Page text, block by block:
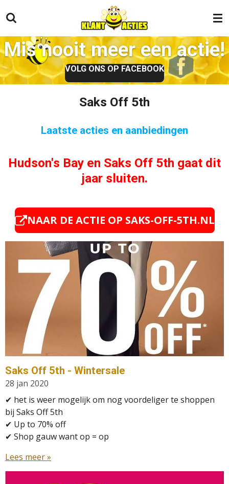
direct
naar
de
hoofdinhoud
Mis nooit meer een actie!
VOLG ONS OP FACEBOOK
Saks Off 5th
Laatste acties en aanbiedingen
Hudson's Bay en Saks Off 5th gaat dit
jaar sluiten.
NAAR DE ACTIE OP SAKS-OFF-5TH.NL
Saks Off 5th - Wintersale
28 jan 2020
✔ het is weer mogelijk om nog voordeliger te shoppen
bij Saks Off 5th
✔ Up to 70% off
✔ Shop gauw want op = op
Lees meer »